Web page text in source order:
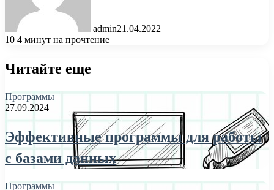
admin21.04.2022
10 4 минут на прочтение
Читайте еще
Программы
27.09.2024
Эффективные программы для работы
с базами данных
Программы